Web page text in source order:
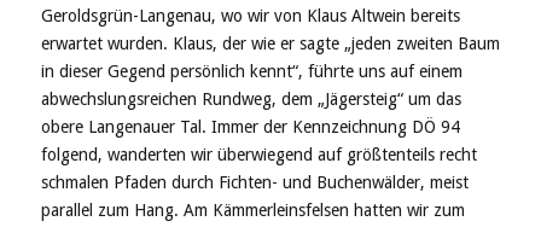
Geroldsgrün-Langenau, wo wir von Klaus Altwein bereits
erwartet wurden. Klaus, der wie er sagte „jeden zweiten Baum
in dieser Gegend persönlich kennt“, führte uns auf einem
abwechslungsreichen Rundweg, dem „Jägersteig“ um das
obere Langenauer Tal. Immer der Kennzeichnung DÖ 94
folgend, wanderten wir überwiegend auf größtenteils recht
schmalen Pfaden durch Fichten- und Buchenwälder, meist
parallel zum Hang. Am Kämmerleinsfelsen hatten wir zum